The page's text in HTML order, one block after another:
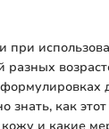
при
знать, как